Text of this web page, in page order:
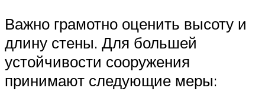
Важно грамотно оценить высоту и
длину стены. Для большей
устойчивости сооружения
принимают следующие меры: